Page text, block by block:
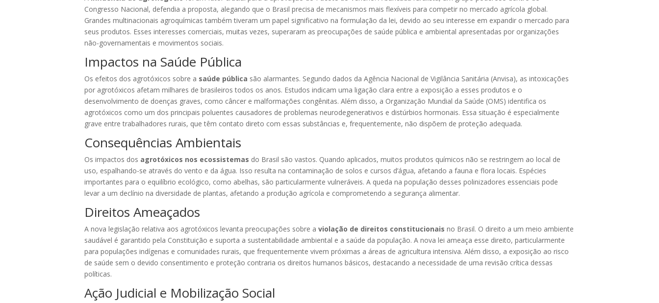
Congresso Nacional, defendia a proposta, alegando que o Brasil precisa de mecanismos mais flexíveis para competir no mercado agrícola global.
Grandes multinacionais agroquímicas também tiveram um papel significativo na formulação da lei, devido ao seu interesse em expandir o mercado para
seus produtos. Esses interesses comerciais, muitas vezes, superaram as preocupações de saúde pública e ambiental apresentadas por organizações
não-governamentais e movimentos sociais.
Impactos na Saúde Pública
Os efeitos dos agrotóxicos sobre a saúde pública são alarmantes. Segundo dados da Agência Nacional de Vigilância Sanitária (Anvisa), as intoxicações
por agrotóxicos afetam milhares de brasileiros todos os anos. Estudos indicam uma ligação clara entre a exposição a esses produtos e o
desenvolvimento de doenças graves, como câncer e malformações congênitas. Além disso, a Organização Mundial da Saúde (OMS) identifica os
agrotóxicos como um dos principais poluentes causadores de problemas neurodegenerativos e distúrbios hormonais. Essa situação é especialmente
grave entre trabalhadores rurais, que têm contato direto com essas substâncias e, frequentemente, não dispõem de proteção adequada.
Consequências Ambientais
Os impactos dos agrotóxicos nos ecossistemas do Brasil são vastos. Quando aplicados, muitos produtos químicos não se restringem ao local de
uso, espalhando-se através do vento e da água. Isso resulta na contaminação de solos e cursos d’água, afetando a fauna e flora locais. Espécies
importantes para o equilíbrio ecológico, como abelhas, são particularmente vulneráveis. A queda na população desses polinizadores essenciais pode
levar a um declínio na diversidade de plantas, afetando a produção agrícola e comprometendo a segurança alimentar.
Direitos Ameaçados
A nova legislação relativa aos agrotóxicos levanta preocupações sobre a violação de direitos constitucionais no Brasil. O direito a um meio ambiente
saudável é garantido pela Constituição e suporta a sustentabilidade ambiental e a saúde da população. A nova lei ameaça esse direito, particularmente
para populações indígenas e comunidades rurais, que frequentemente vivem próximas a áreas de agricultura intensiva. Além disso, a exposição ao risco
de saúde sem o devido consentimento e proteção contraria os direitos humanos básicos, destacando a necessidade de uma revisão crítica dessas
políticas.
Ação Judicial e Mobilização Social